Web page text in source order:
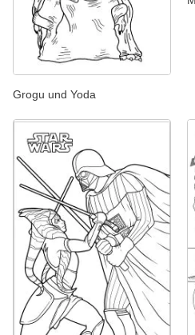
Grogu und Yoda